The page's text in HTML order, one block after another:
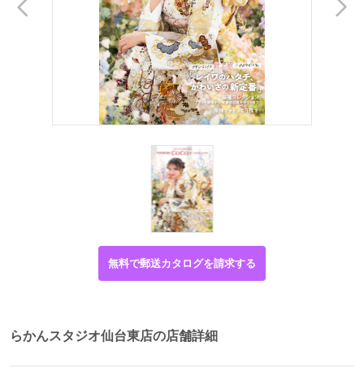
無料で郵送カタログを請求する
らかんスタジオ仙台東店の店舗詳細